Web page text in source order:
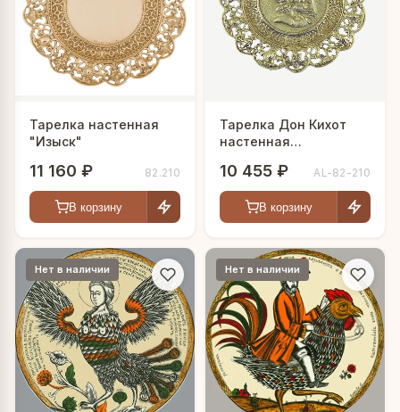
Тарелка настенная
"Изыск"
11 160 ₽ 82.210
В корзину
Тарелка Дон Кихот
настенная
10 455 ₽ AL-82-210
В корзину
Нет в наличии Нет в наличии